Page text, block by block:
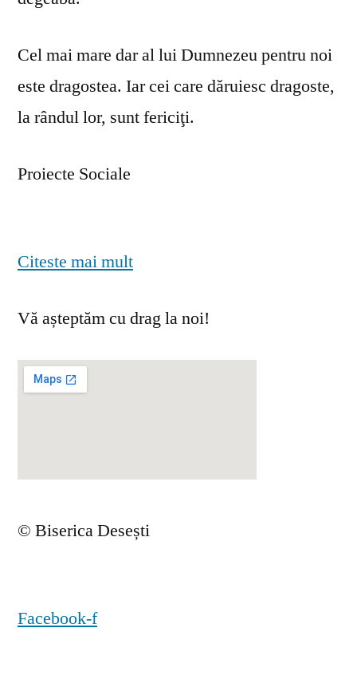
Cel mai mare dar al lui Dumnezeu pentru noi
este dragostea. Iar cei care dăruiesc dragoste,
la rândul lor, sunt fericiţi.
Proiecte Sociale
Citeste mai mult
Vă așteptăm cu drag la noi!
© Biserica Desești
Facebook-f